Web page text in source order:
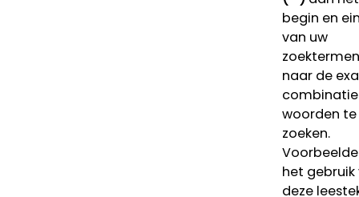
begin en
van uw
naar de
woorden te
zoeken.
het gebruik
deze